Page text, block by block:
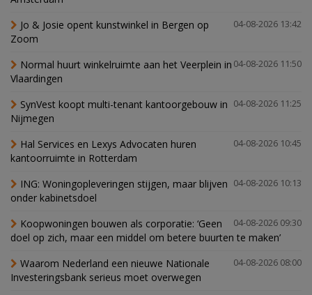
04-08-2026 13:42
Jo & Josie opent kunstwinkel in Bergen op
Zoom
04-08-2026 11:50
Normal huurt winkelruimte aan het Veerplein in
Vlaardingen
04-08-2026 11:25
SynVest koopt multi-tenant kantoorgebouw in
Nijmegen
04-08-2026 10:45
Hal Services en Lexys Advocaten huren
kantoorruimte in Rotterdam
04-08-2026 10:13
ING: Woningopleveringen stijgen, maar blijven
onder kabinetsdoel
04-08-2026 09:30
Koopwoningen bouwen als corporatie: ‘Geen
doel op zich, maar een middel om betere buurten te maken’
04-08-2026 08:00
Waarom Nederland een nieuwe Nationale
Investeringsbank serieus moet overwegen